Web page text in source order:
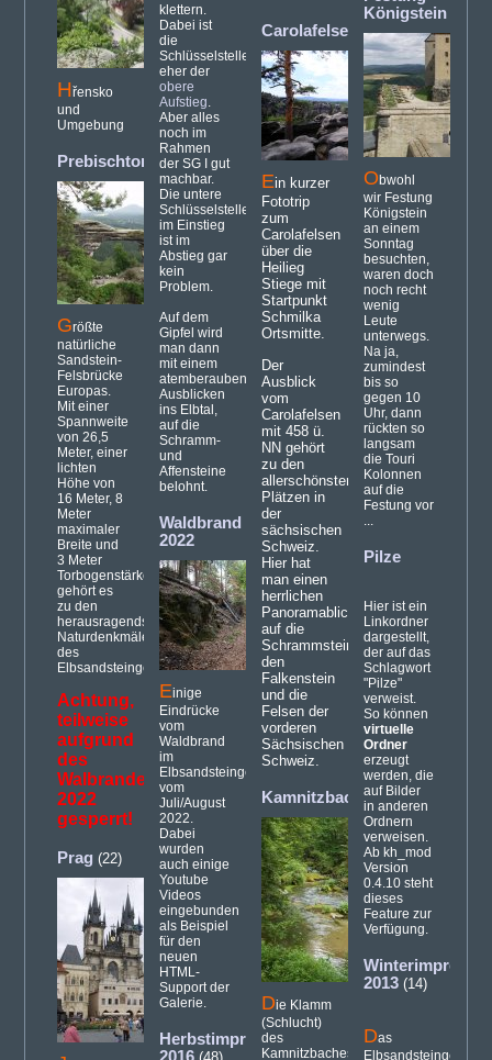
Hřensko
und
Umgebung
Prebischtor (37)
Größte
natürliche
Sandstein-
Felsbrücke
Europas.
Mit einer
Spannweite
von 26,5
Meter, einer
lichten
Höhe von
16 Meter, 8
Meter
maximaler
Breite und
3 Meter
Torbogenstärke
gehört es
zu den
herausragendsten
Naturdenkmälern
des
Elbsandsteingebirges.
Achtung,
teilweise
aufgrund
des
Walbrandes
2022
gesperrt!
Prag (22)
klettern.
Dabei ist
die
Schlüsselstelle
eher der
obere
Aufstieg.
Aber alles
noch im
Rahmen
der SG I gut
machbar.
Die untere
Schlüsselstelle
im Einstieg
ist im
Abstieg gar
kein
Problem.
Auf dem
Gipfel wird
man dann
mit einem
atemberaubenden
Ausblicken
ins Elbtal,
auf die
Schramm-
und
Affensteine
belohnt.
Waldbrand
2022
Einige
Eindrücke
vom
Waldbrand
im
Elbsandsteingebirge
vom
Juli/August
2022.
Dabei
wurden
auch einige
Youtube
Videos
eingebunden
als Beispiel
für den
neuen
HTML-
Support der
Galerie.
Herbstimpressionen
Carolafelsen (44)
Ein kurzer
Fototrip
zum
Carolafelsen
über die
Heilieg
Stiege mit
Startpunkt
Schmilka
Ortsmitte.
Der
Ausblick
vom
Carolafelsen
mit 458 ü.
NN gehört
zu den
allerschönsten
Plätzen in
der
sächsischen
Schweiz.
Hier hat
man einen
herrlichen
Panoramablick
auf die
Schrammsteine,
den
Falkenstein
und die
Felsen der
vorderen
Sächsischen
Schweiz.
Kamnitzbach (21)
Die Klamm
(Schlucht)
des
Kamnitzbaches
Königstein
Obwohl
wir Festung
Königstein
an einem
Sonntag
besuchten,
waren doch
noch recht
wenig
Leute
unterwegs.
Na ja,
zumindest
bis so
gegen 10
Uhr, dann
rückten so
langsam
die Touri
Kolonnen
auf die
Festung vor
...
Pilze
Hier ist ein
Linkordner
dargestellt,
der auf das
Schlagwort
"Pilze"
verweist.
So können
virtuelle
Ordner
erzeugt
werden, die
auf Bilder
in anderen
Ordnern
verweisen.
Ab kh_mod
Version
0.4.10 steht
dieses
Feature zur
Verfügung.
2013 (14)
Das
Elbsandsteingebirge